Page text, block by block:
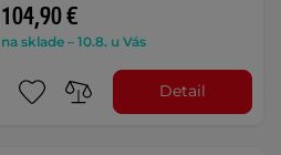
104,90 €
na sklade – 10.8. u Vás
Detail